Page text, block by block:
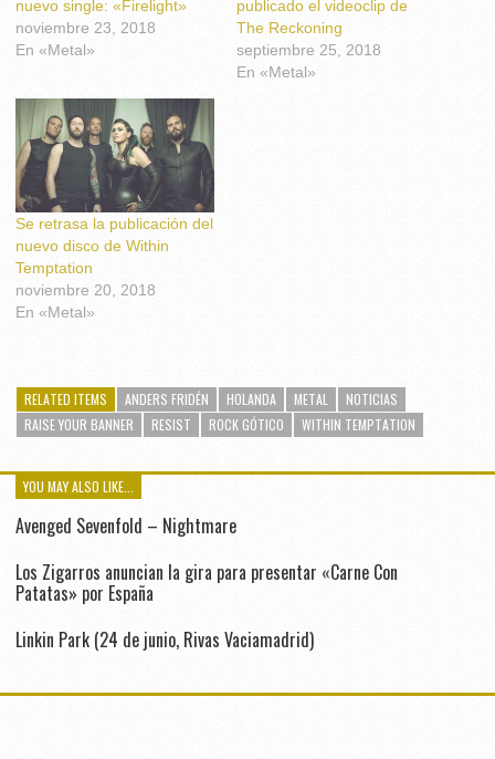
nuevo single: «Firelight»
noviembre 23, 2018
En «Metal»
publicado el videoclip de
The Reckoning
septiembre 25, 2018
En «Metal»
Se retrasa la publicación del
nuevo disco de Within
Temptation
noviembre 20, 2018
En «Metal»
RELATED ITEMS ANDERS FRIDÉN HOLANDA METAL
NOTICIAS
RAISE YOUR BANNER
RESIST ROCK GÓTICO WITHIN TEMPTATION
YOU MAY ALSO LIKE...
Avenged Sevenfold – Nightmare
Los Zigarros anuncian la gira para presentar «Carne Con
Patatas» por España
Linkin Park (24 de junio, Rivas Vaciamadrid)